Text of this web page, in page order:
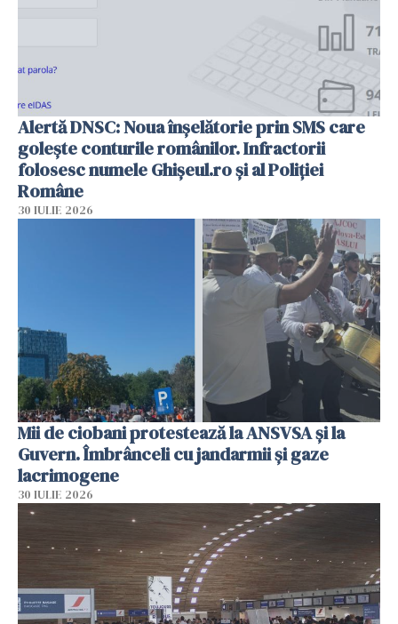
Alertă DNSC: Noua înșelătorie prin SMS care
golește conturile românilor. Infractorii
folosesc numele Ghișeul.ro și al Poliției
Române
30 IULIE 2026
Mii de ciobani protestează la ANSVSA și la
Guvern. Îmbrânceli cu jandarmii și gaze
lacrimogene
30 IULIE 2026